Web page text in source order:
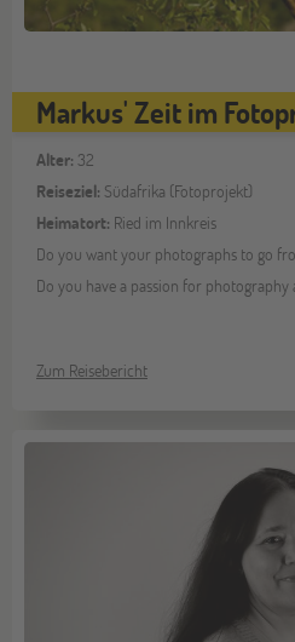
Markus' Zeit im
Alter: 32
Reiseziel: Südafrika (Fotoprojekt)
Heimatort: Ried im Innkreis
Do you want your photographs to go
Do you have a passion for photography
Zum Reisebericht